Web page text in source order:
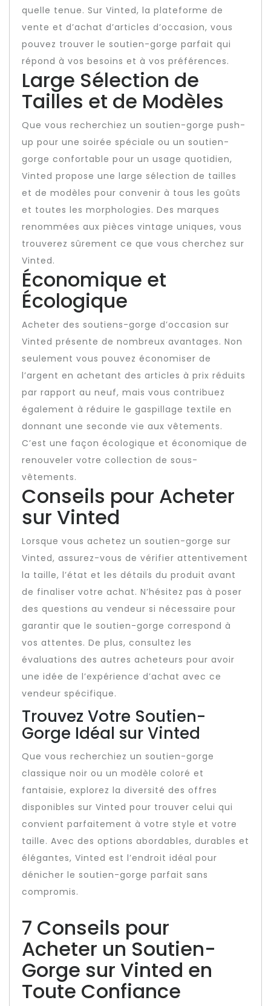
quelle tenue. Sur Vinted, la plateforme de
vente et d’achat d’articles d’occasion, vous
pouvez trouver le soutien-gorge parfait qui
répond à vos besoins et à vos préférences.
Large Sélection de
Tailles et de Modèles
Que vous recherchiez un soutien-gorge push-
up pour une soirée spéciale ou un soutien-
gorge confortable pour un usage quotidien,
Vinted propose une large sélection de tailles
et de modèles pour convenir à tous les goûts
et toutes les morphologies. Des marques
renommées aux pièces vintage uniques, vous
trouverez sûrement ce que vous cherchez sur
Vinted.
Économique et
Écologique
Acheter des soutiens-gorge d’occasion sur
Vinted présente de nombreux avantages. Non
seulement vous pouvez économiser de
l’argent en achetant des articles à prix réduits
par rapport au neuf, mais vous contribuez
également à réduire le gaspillage textile en
donnant une seconde vie aux vêtements.
C’est une façon écologique et économique de
renouveler votre collection de sous-
vêtements.
Conseils pour Acheter
sur Vinted
Lorsque vous achetez un soutien-gorge sur
Vinted, assurez-vous de vérifier attentivement
la taille, l’état et les détails du produit avant
de finaliser votre achat. N’hésitez pas à poser
des questions au vendeur si nécessaire pour
garantir que le soutien-gorge correspond à
vos attentes. De plus, consultez les
évaluations des autres acheteurs pour avoir
une idée de l’expérience d’achat avec ce
vendeur spécifique.
Trouvez Votre Soutien-
Gorge Idéal sur Vinted
Que vous recherchiez un soutien-gorge
classique noir ou un modèle coloré et
fantaisie, explorez la diversité des offres
disponibles sur Vinted pour trouver celui qui
convient parfaitement à votre style et votre
taille. Avec des options abordables, durables et
élégantes, Vinted est l’endroit idéal pour
dénicher le soutien-gorge parfait sans
compromis.
7 Conseils pour
Acheter un Soutien-
Gorge sur Vinted en
Toute Confiance